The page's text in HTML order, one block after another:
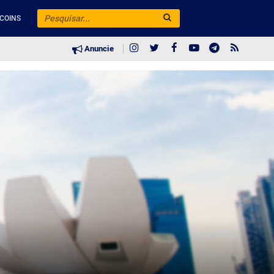
Anuncie